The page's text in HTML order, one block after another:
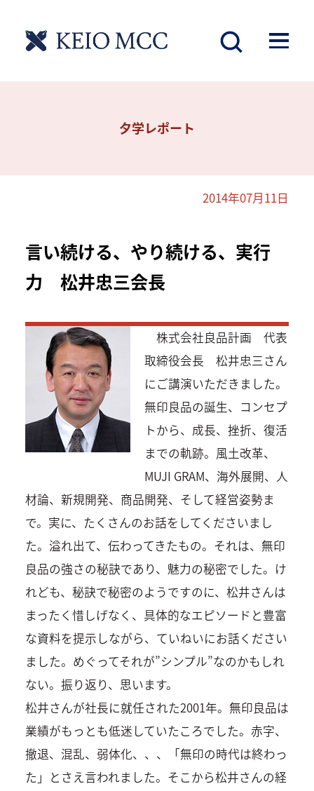
夕学レポート
2014年07月11日
言い続ける、やり続ける、実行
力 松井忠三会長
株式会社良品計画 代表
取締役会長 松井忠三さん
にご講演いただきました。
無印良品の誕生、コンセプ
トから、成長、挫折、復活
までの軌跡。風土改革、
MUJI GRAM、海外展開、人
材論、新規開発、商品開発、そして経営姿勢ま
で。実に、たくさんのお話をしてくださいまし
た。溢れ出て、伝わってきたもの。それは、無印
良品の強さの秘訣であり、魅力の秘密でした。け
れども、秘訣で秘密のようですのに、松井さんは
まったく惜しげなく、具体的なエピソードと豊富
な資料を提示しながら、ていねいにお話ください
ました。めぐってそれが”シンプル”なのかもしれ
ない。振り返り、思います。
松井さんが社長に就任された2001年。無印良品は
業績がもっとも低迷していたころでした。赤字、
撤退、混乱、弱体化、、、「無印の時代は終わっ
た」とさえ言われました。そこから松井さんの経